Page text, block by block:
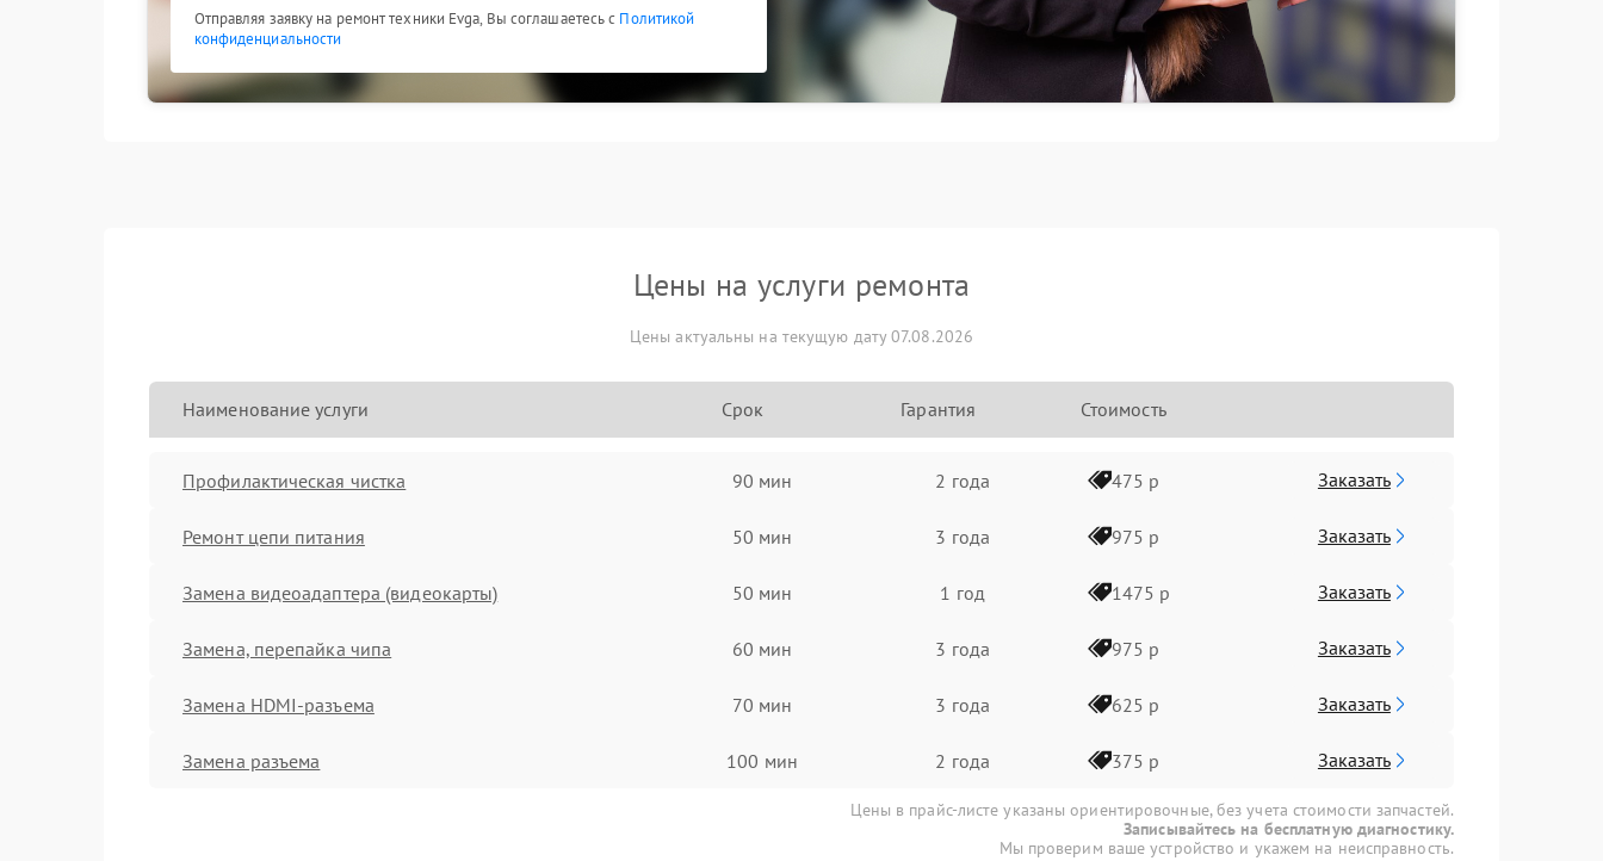
Отправляя заявку на ремонт техники Evga, Вы соглашаетесь с Политикой
конфиденциальности
Цены на услуги ремонта
Цены актуальны на текущую дату 07.08.2026
Наименование услуги Срок Гарантия Стоимость
Профилактическая чистка 90 мин 2 года 475 р Заказать
Ремонт цепи питания 50 мин 3 года 975 р Заказать
Замена видеоадаптера (видеокарты) 50 мин 1 год 1475 р Заказать
Замена, перепайка чипа 60 мин 3 года 975 р Заказать
Замена HDMI-разъема 70 мин 3 года 625 р Заказать
Замена разъема 100 мин 2 года 375 р Заказать
Цены в прайс-листе указаны ориентировочные, без учета стоимости запчастей.
Записывайтесь на бесплатную диагностику.
Мы проверим ваше устройство и укажем на неисправность.